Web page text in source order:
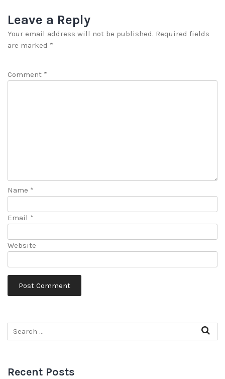
Leave a Reply
Your email address will not be published. Required fields
are marked *
Comment *
Name *
Email *
Website
Recent Posts